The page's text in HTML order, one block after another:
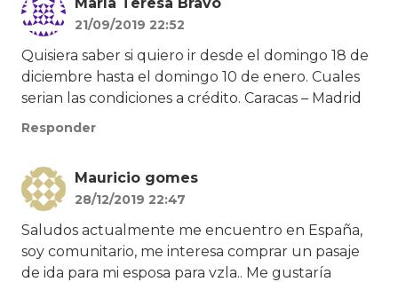
21/09/2019 22:52
Quisiera saber si quiero ir desde el domingo 18 de
diciembre hasta el domingo 10 de enero. Cuales
serian las condiciones a crédito. Caracas – Madrid
Responder
Mauricio gomes
28/12/2019 22:47
Saludos actualmente me encuentro en España,
soy comunitario, me interesa comprar un pasaje
de ida para mi esposa para vzla.. Me gustaría